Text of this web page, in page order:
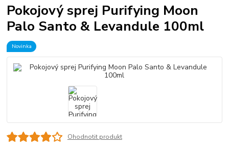
Pokojový sprej Purifying Moon
Palo Santo & Levandule 100ml
Novinka
Ohodnotit produkt